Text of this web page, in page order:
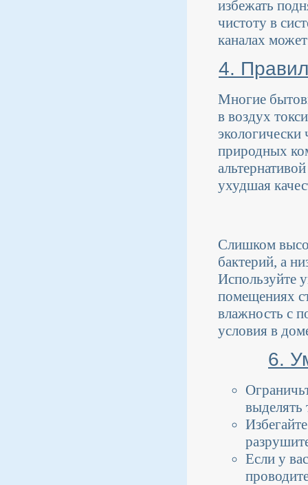
избежать
чистоту в
каналах
4.
Многие
в воздух
экологически
природных
ухудшая
Слишком
бактерий, а
Используйте
помещениях
влажность с
условия в
6.
выделять
Если у